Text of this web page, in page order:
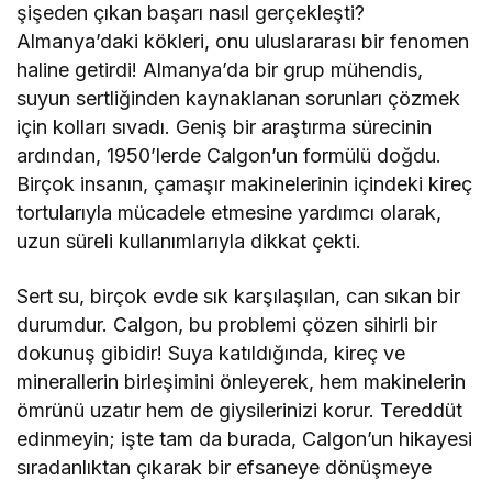
şişeden çıkan başarı nasıl gerçekleşti?
Almanya’daki kökleri, onu uluslararası bir fenomen
haline getirdi! Almanya’da bir grup mühendis,
suyun sertliğinden kaynaklanan sorunları çözmek
için kolları sıvadı. Geniş bir araştırma sürecinin
ardından, 1950’lerde Calgon’un formülü doğdu.
Birçok insanın, çamaşır makinelerinin içindeki kireç
tortularıyla mücadele etmesine yardımcı olarak,
uzun süreli kullanımlarıyla dikkat çekti.
Sert su, birçok evde sık karşılaşılan, can sıkan bir
durumdur. Calgon, bu problemi çözen sihirli bir
dokunuş gibidir! Suya katıldığında, kireç ve
minerallerin birleşimini önleyerek, hem makinelerin
ömrünü uzatır hem de giysilerinizi korur. Tereddüt
edinmeyin; işte tam da burada, Calgon’un hikayesi
sıradanlıktan çıkarak bir efsaneye dönüşmeye